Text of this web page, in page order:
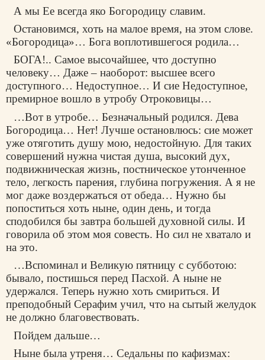
А мы Ее всегда яко Богородицу славим.
Остановимся, хоть на малое время, на этом слове.
«Богородица»… Бога воплотившегося родила…
БОГА!.. Самое высочайшее, что доступно
человеку… Даже – наоборот: высшее всего
доступного… Недоступное… И сие Недоступное,
премирное вошло в утробу Отроковицы…
…Вот в утробе… Безначальный родился. Дева
Богородица… Нет! Лучше остановлюсь: сие может
уже отяготить душу мою, недостойную. Для таких
совершений нужна чистая душа, высокий дух,
подвижническая жизнь, постническое утонченное
тело, легкость парения, глубина погружения. А я не
мог даже воздержаться от обеда… Нужно бы
попоститься хоть ныне, один день, и тогда
сподобился бы завтра большей духовной силы. И
говорила об этом моя совесть. Но сил не хватало и
на это.
…Вспоминал и Великую пятницу с субботою:
бывало, постишься перед Пасхой. А ныне не
удержался. Теперь нужно хоть смириться. И
преподобный Серафим учил, что на сытый желудок
не должно благовествовать.
Пойдем дальше…
Ныне была утреня… Седальны по кафизмах: